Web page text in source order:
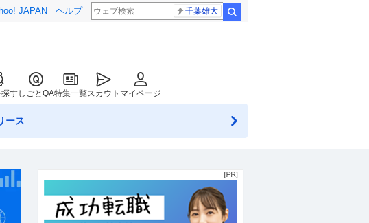
JAPAN ヘルプ 千葉雄大
すしごとQA特集一覧スカウト マイページ
ース